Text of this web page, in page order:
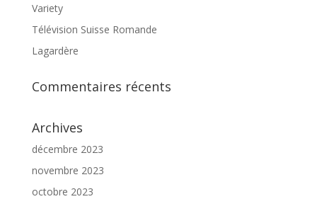
Variety
Télévision Suisse Romande
Lagardère
Commentaires récents
Archives
décembre 2023
novembre 2023
octobre 2023